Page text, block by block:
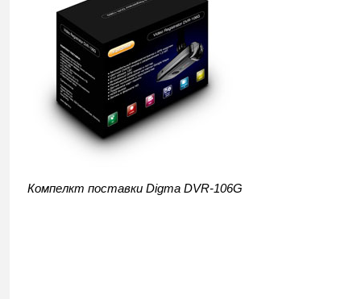
Компелкт поставки Digma DVR-106G